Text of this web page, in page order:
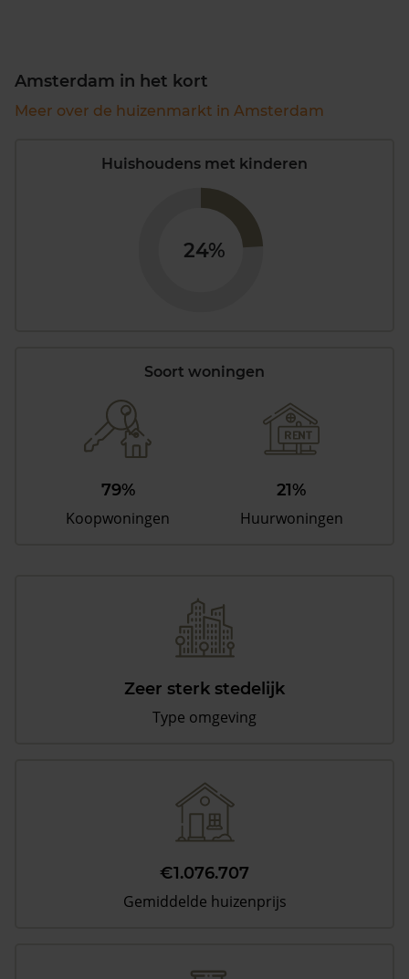
Amsterdam in het kort
Meer over de huizenmarkt in Amsterdam
Huishoudens met kinderen
24%
Soort woningen
79%
Koopwoningen
21%
Huurwoningen
Zeer sterk stedelijk
Type omgeving
€1.076.707
Gemiddelde huizenprijs